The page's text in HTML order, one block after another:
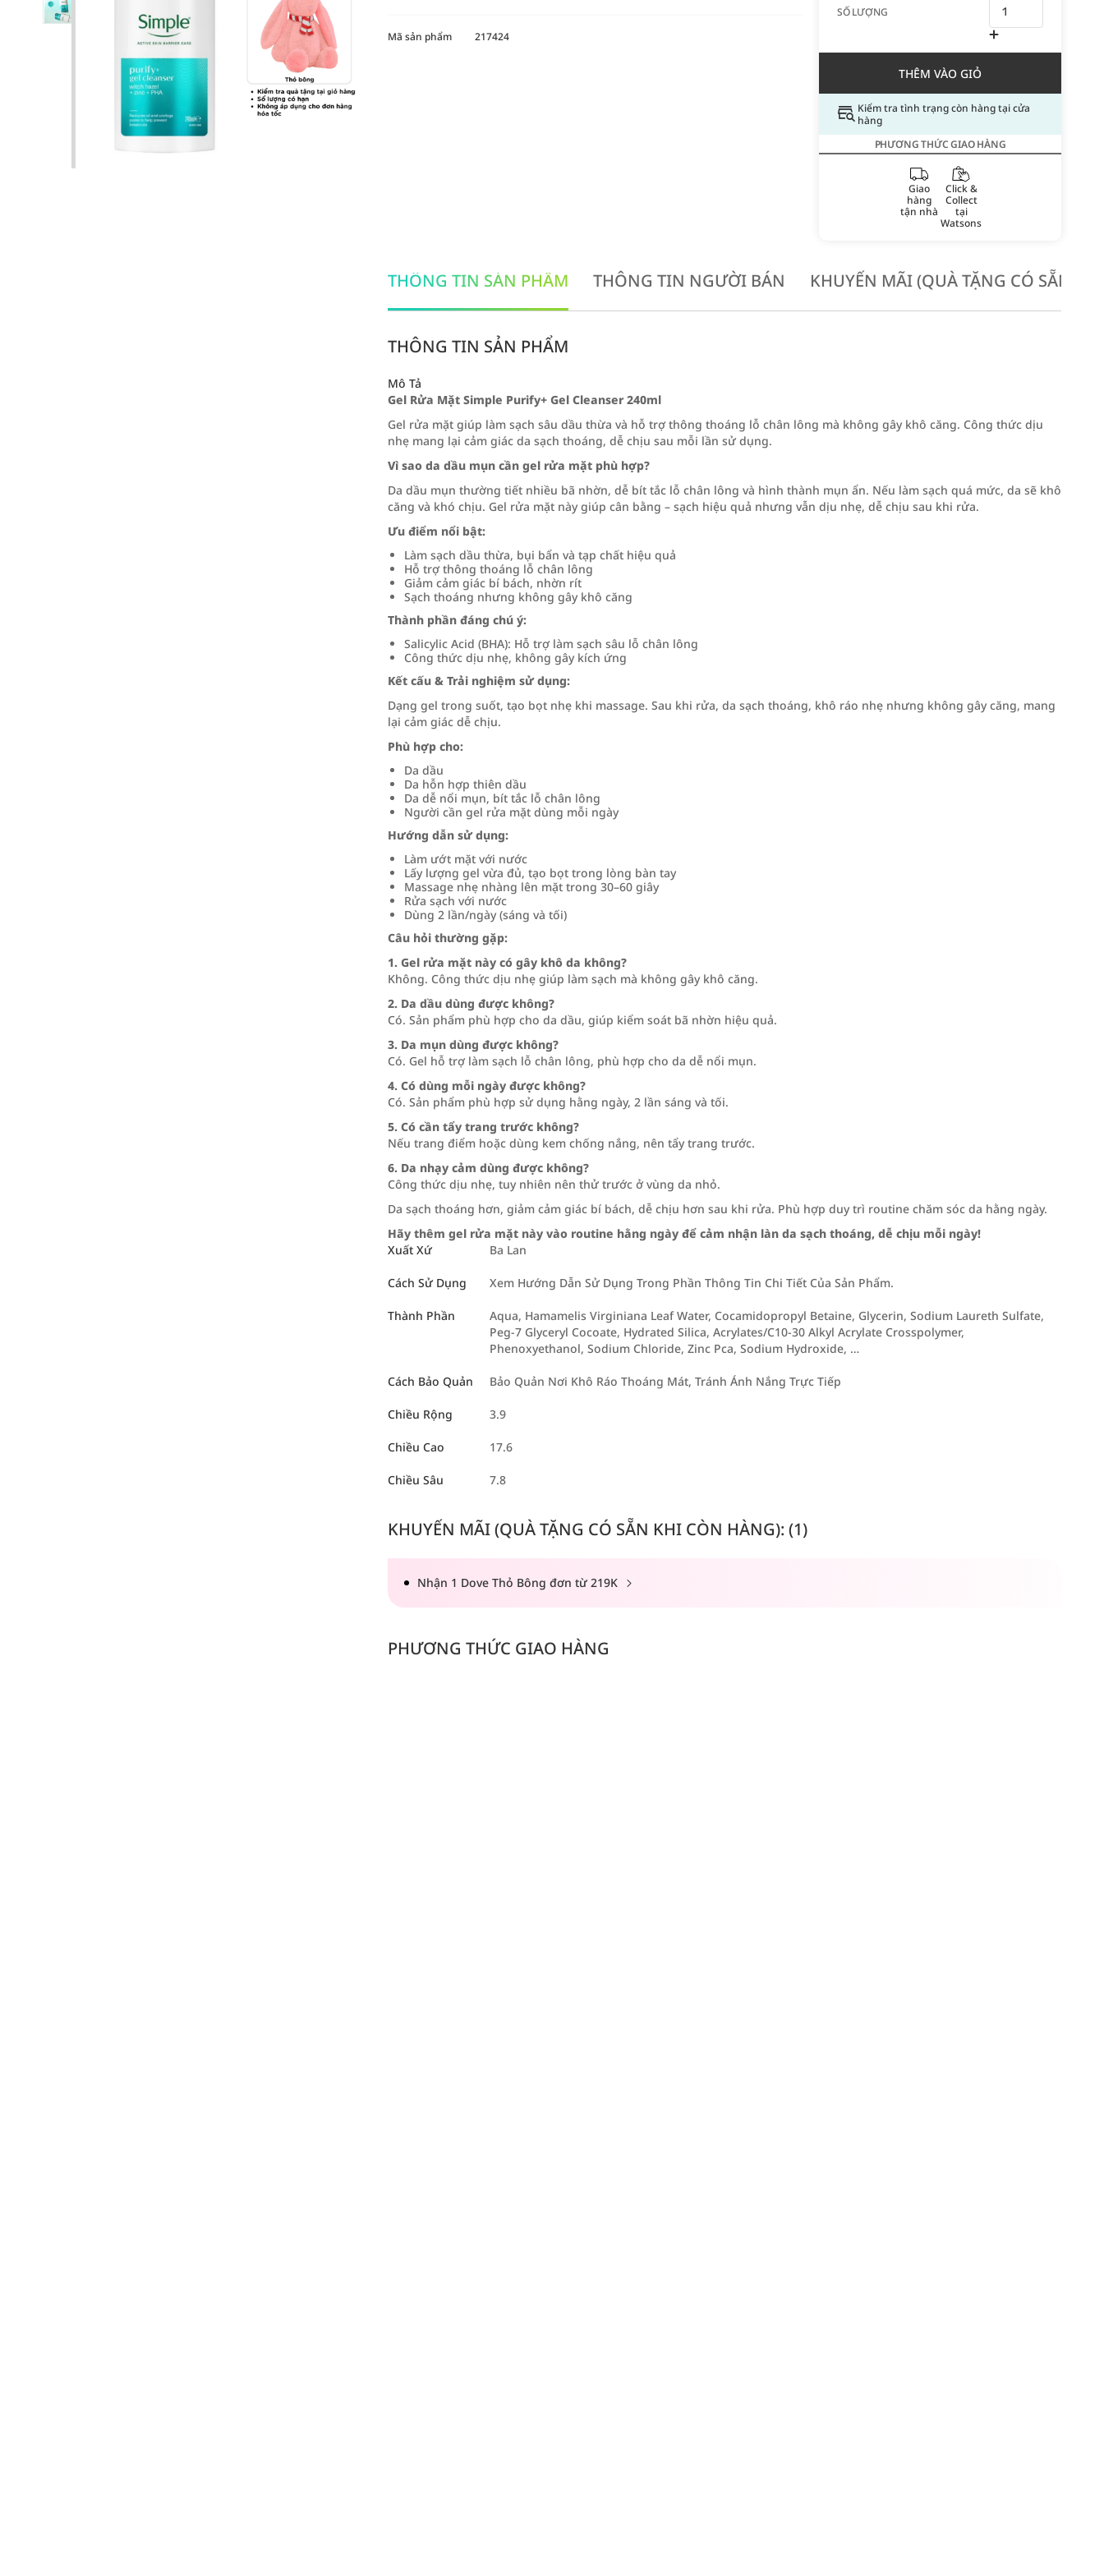
SỐ LƯỢNG
THÊM VÀO GIỎ
Kiểm tra tình trạng còn hàng tại cửa
hàng
PHƯƠNG THỨC GIAO HÀNG
Giao
hàng
tận nhà
Click &
Collect
tại
Watsons
Mã sản phẩm 217424
THÔNG TIN SẢN PHẨM THÔNG TIN NGƯỜI BÁN KHUYẾN MÃI (QUÀ TẶNG CÓ SẴN
THÔNG TIN SẢN PHẨM
Mô Tả
Gel Rửa Mặt Simple Purify+ Gel Cleanser 240ml
Gel rửa mặt giúp làm sạch sâu dầu thừa và hỗ trợ thông thoáng lỗ chân lông mà không gây khô căng. Công thức dịu
nhẹ mang lại cảm giác da sạch thoáng, dễ chịu sau mỗi lần sử dụng.
Vì sao da dầu mụn cần gel rửa mặt phù hợp?
Da dầu mụn thường tiết nhiều bã nhờn, dễ bít tắc lỗ chân lông và hình thành mụn ẩn. Nếu làm sạch quá mức, da sẽ khô
căng và khó chịu. Gel rửa mặt này giúp cân bằng – sạch hiệu quả nhưng vẫn dịu nhẹ, dễ chịu sau khi rửa.
Ưu điểm nổi bật:
Làm sạch dầu thừa, bụi bẩn và tạp chất hiệu quả
Hỗ trợ thông thoáng lỗ chân lông
Giảm cảm giác bí bách, nhờn rít
Sạch thoáng nhưng không gây khô căng
Thành phần đáng chú ý:
Salicylic Acid (BHA): Hỗ trợ làm sạch sâu lỗ chân lông
Công thức dịu nhẹ, không gây kích ứng
Kết cấu & Trải nghiệm sử dụng:
Dạng gel trong suốt, tạo bọt nhẹ khi massage. Sau khi rửa, da sạch thoáng, khô ráo nhẹ nhưng không gây căng, mang
lại cảm giác dễ chịu.
Phù hợp cho:
Da dầu
Da hỗn hợp thiên dầu
Da dễ nổi mụn, bít tắc lỗ chân lông
Người cần gel rửa mặt dùng mỗi ngày
Hướng dẫn sử dụng:
Làm ướt mặt với nước
Lấy lượng gel vừa đủ, tạo bọt trong lòng bàn tay
Massage nhẹ nhàng lên mặt trong 30–60 giây
Rửa sạch với nước
Dùng 2 lần/ngày (sáng và tối)
Câu hỏi thường gặp:
1. Gel rửa mặt này có gây khô da không?
Không. Công thức dịu nhẹ giúp làm sạch mà không gây khô căng.
2. Da dầu dùng được không?
Có. Sản phẩm phù hợp cho da dầu, giúp kiểm soát bã nhờn hiệu quả.
3. Da mụn dùng được không?
Có. Gel hỗ trợ làm sạch lỗ chân lông, phù hợp cho da dễ nổi mụn.
4. Có dùng mỗi ngày được không?
Có. Sản phẩm phù hợp sử dụng hằng ngày, 2 lần sáng và tối.
5. Có cần tẩy trang trước không?
Nếu trang điểm hoặc dùng kem chống nắng, nên tẩy trang trước.
6. Da nhạy cảm dùng được không?
Công thức dịu nhẹ, tuy nhiên nên thử trước ở vùng da nhỏ.
Da sạch thoáng hơn, giảm cảm giác bí bách, dễ chịu hơn sau khi rửa. Phù hợp duy trì routine chăm sóc da hằng ngày.
Hãy thêm gel rửa mặt này vào routine hằng ngày để cảm nhận làn da sạch thoáng, dễ chịu mỗi ngày!
Xuất Xứ
Ba Lan
Cách Sử Dụng Xem Hướng Dẫn Sử Dụng Trong Phần Thông Tin Chi Tiết Của Sản Phẩm.
Thành Phần
Aqua, Hamamelis Virginiana Leaf Water, Cocamidopropyl Betaine, Glycerin, Sodium Laureth Sulfate,
Peg-7 Glyceryl Cocoate, Hydrated Silica, Acrylates/C10-30 Alkyl Acrylate Crosspolymer,
Phenoxyethanol, Sodium Chloride, Zinc Pca, Sodium Hydroxide, …
Cách Bảo Quản Bảo Quản Nơi Khô Ráo Thoáng Mát, Tránh Ánh Nắng Trực Tiếp
Chiều Rộng 3.9
Chiều Cao 17.6
Chiều Sâu 7.8
KHUYẾN MÃI (QUÀ TẶNG CÓ SẴN KHI CÒN HÀNG): (1)
Nhận 1 Dove Thỏ Bông đơn từ 219K
PHƯƠNG THỨC GIAO HÀNG